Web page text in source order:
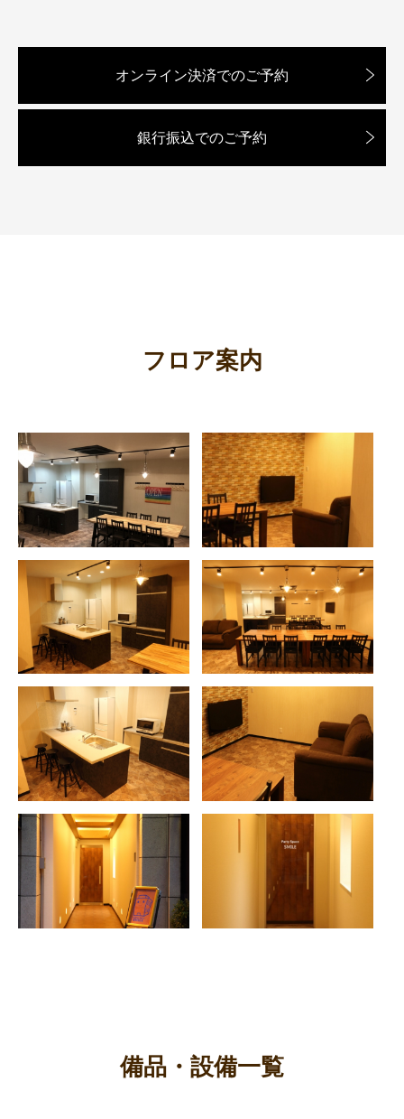
オンライン決済でのご予約
銀行振込でのご予約
フロア案内
備品・設備一覧